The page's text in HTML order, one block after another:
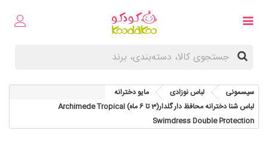
سیسمونی لباس نوزادی
مایو دخترانه
لباس شنا دخترانه محافظ دار گلدار(3 تا 6 ماه) Archimede Tropical
Swimdress Double Protection